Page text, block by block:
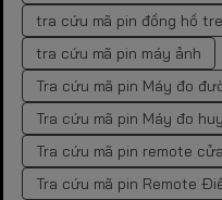
tra cứu mã pin đồng hồ
tra cứu mã pin máy ảnh
Tra cứu mã pin Máy đo
Tra cứu mã pin Máy đo
Tra cứu mã pin remote
Tra cứu mã pin Remote